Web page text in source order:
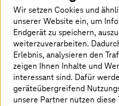
Verlagerung des
Private Cloud
Großauftrag fürT-
T-Systems
erneut mit
das LKW-Mautsystem in
Wir setzen Cookies und
unserer Website ein, um
Endgerät zu speichern,
weiterzuverarbeiten.
Erlebnis, analysieren den
zeigen Ihnen Inhalte und
interessant sind. Dafür
geräteübergreifend
unsere Partner nutzen diese